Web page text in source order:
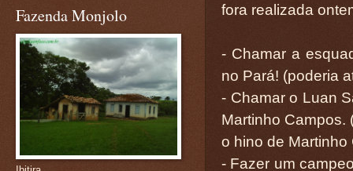
fora realizada
- Chamar a
no Pará! (poderia
- Chamar o Luan
Martinho Campos.
o hino de Martinho
- Fazer um
Fazenda Monjolo